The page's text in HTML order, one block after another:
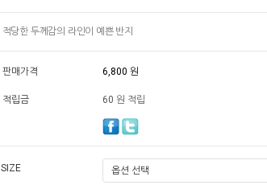
적당한 두께감의 라인이 예쁜 반지
판매가격 6,800 원
적립금 60 원 적립
SIZE